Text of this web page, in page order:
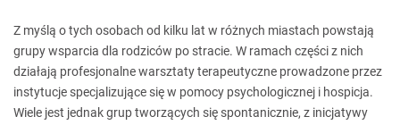
Z myślą o tych osobach od kilku lat w różnych miastach powstają
grupy wsparcia dla rodziców po stracie. W ramach części z nich
działają profesjonalne warsztaty terapeutyczne prowadzone przez
instytucje specjalizujące się w pomocy psychologicznej i hospicja.
Wiele jest jednak grup tworzących się spontanicznie, z inicjatywy